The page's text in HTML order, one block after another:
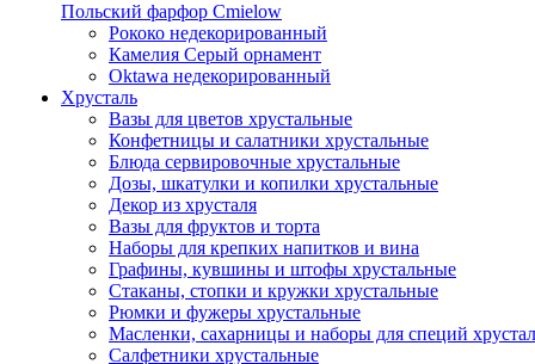
Польский фарфор Сmielow
Рококо недекорированный
Камелия Серый орнамент
Oktawa недекорированный
Хрусталь
Вазы для цветов хрустальные
Конфетницы и салатники хрустальные
Блюда сервировочные хрустальные
Дозы, шкатулки и копилки хрустальные
Декор из хрусталя
Вазы для фруктов и торта
Наборы для крепких напитков и вина
Графины, кувшины и штофы хрустальные
Стаканы, стопки и кружки хрустальные
Рюмки и фужеры хрустальные
Масленки, сахарницы и наборы для специй
Салфетники хрустальные